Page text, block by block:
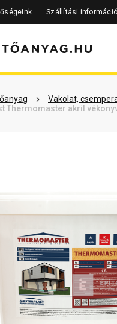
Szállítási
Vakolat,
Thermomaster akril
Szükséged lehet rá